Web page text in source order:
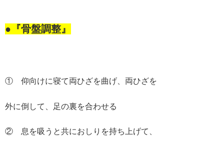
●『骨盤調整』
① 仰向けに寝て両ひざを曲げ、両ひざを
外に倒して、足の裏を合わせる
② 息を吸うと共におしりを持ち上げて、